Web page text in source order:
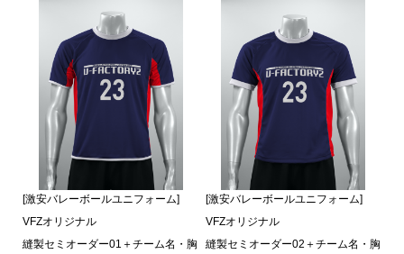
[激安バレーボールユニフォーム]
VFZオリジナル
縫製セミオーダー01＋チーム名・胸
[激安バレーボールユニフォーム]
VFZオリジナル
縫製セミオーダー02＋チーム名・胸